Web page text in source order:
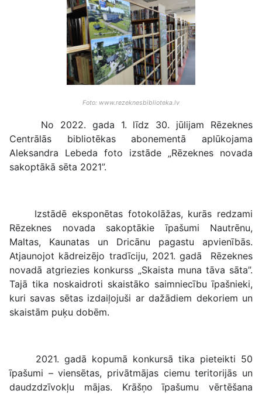
Foto: www.rezeknesbiblioteka.lv
No 2022. gada 1. līdz 30. jūlijam Rēzeknes
Centrālās bibliotēkas abonementā aplūkojama
Aleksandra Lebeda foto izstāde „Rēzeknes novada
sakoptākā sēta 2021”.
Izstādē eksponētas fotokolāžas, kurās redzami
Rēzeknes novada sakoptākie īpašumi Nautrēnu,
Maltas, Kaunatas un Dricānu pagastu apvienībās.
Atjaunojot kādreizējo tradīciju, 2021. gadā Rēzeknes
novadā atgriezies konkurss „Skaista muna tāva sāta”.
Tajā tika noskaidroti skaistāko saimniecību īpašnieki,
kuri savas sētas izdaiļojuši ar dažādiem dekoriem un
skaistām puķu dobēm.
2021. gadā kopumā konkursā tika pieteikti 50
īpašumi – viensētas, privātmājas ciemu teritorijās un
daudzdzīvokļu mājas. Krāšņo īpašumu vērtēšana